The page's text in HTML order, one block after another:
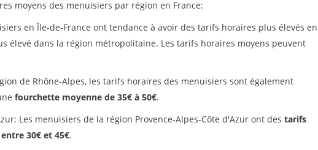
moyens des menuisiers par région en France:
en Île-de-France ont tendance à avoir des tarifs horaires plus élevés en
élevé dans la région métropolitaine. Les tarifs horaires moyens peuvent
de Rhône-Alpes, les tarifs horaires des menuisiers sont également
fourchette moyenne de 35€ à 50€.
Les menuisiers de la région Provence-Alpes-Côte d'Azur ont des tarifs
30€ et 45€.